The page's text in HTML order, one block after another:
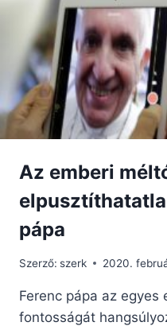
AZ
Ő
MEGLEPŐ
LOGIKÁJÁRA!
Az emberi
pápa
Szerző: szerk 2020.
Ferenc pápa az egyes
fontosságát